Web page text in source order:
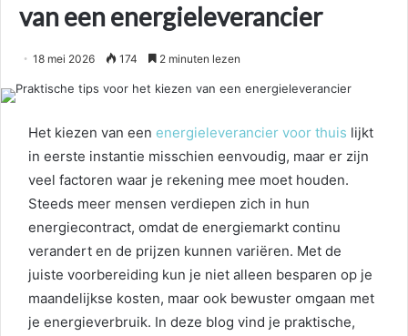
van een energieleverancier
18 mei 2026 174 2 minuten lezen
Het kiezen van een energieleverancier voor thuis lijkt
in eerste instantie misschien eenvoudig, maar er zijn
veel factoren waar je rekening mee moet houden.
Steeds meer mensen verdiepen zich in hun
energiecontract, omdat de energiemarkt continu
verandert en de prijzen kunnen variëren. Met de
juiste voorbereiding kun je niet alleen besparen op je
maandelijkse kosten, maar ook bewuster omgaan met
je energieverbruik. In deze blog vind je praktische,